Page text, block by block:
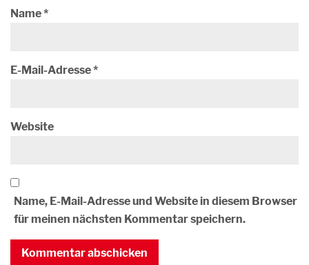
Name*
E-Mail-Adresse*
Website
Name, E-Mail-Adresse und Website in diesem Browser
für meinen nächsten Kommentar speichern.